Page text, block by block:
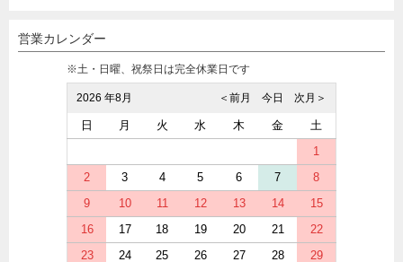
営業カレンダー
※土・日曜、祝祭日は完全休業日です
2026 年8月 次月＞
今日
＜前月
日 月 火 水 木 金
土
1
2
3 4 5 6 7
8
9
10 11 12 13 14
15
16
17 18 19 20 21
22
23
24 25 26 27 28 29